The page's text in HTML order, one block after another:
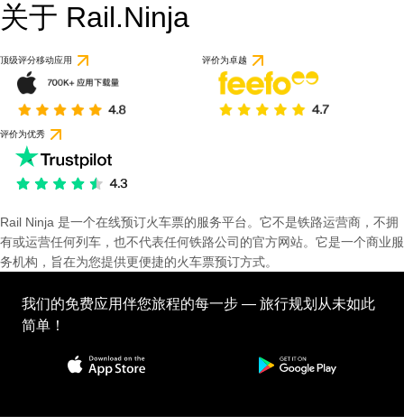
关于 Rail.Ninja
顶级评分移动应用 评价为卓越
评价为优秀
Rail Ninja 是一个在线预订火车票的服务平台。它不是铁路运营商，不拥
有或运营任何列车，也不代表任何铁路公司的官方网站。它是一个商业服
务机构，旨在为您提供更便捷的火车票预订方式。
我们的免费应用伴您旅程的每一步 — 旅行规划从未如此
简单！